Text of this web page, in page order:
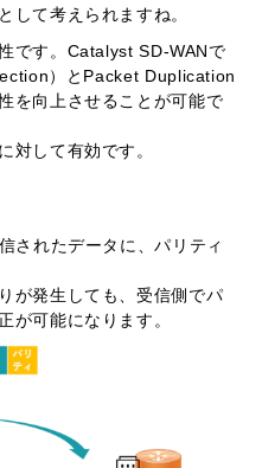
して考えられますね。
です。Catalyst SD-WANで
）とPacket Duplication
を向上させることが可能で
対して有効です。
されたデータに、パリティ
が発生しても、受信側でパ
が可能になります。